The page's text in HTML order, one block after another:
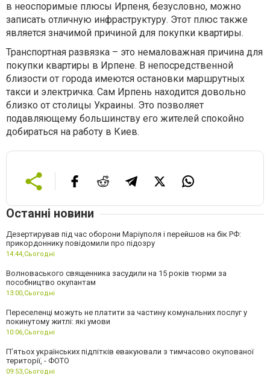
в неоспоримые плюсы Ирпеня, безусловно, можно
записать отличную инфраструктуру. Этот плюс также
является значимой причиной для покупки квартиры.
Транспортная развязка – это немаловажная причина для
покупки квартиры в Ирпене. В непосредственной
близости от города имеются остановки маршрутных
такси и электричка. Сам Ирпень находится довольно
близко от столицы Украины. Это позволяет
подавляющему большинству его жителей спокойно
добираться на работу в Киев.
Останні новини
Дезертирував під час оборони Маріуполя і перейшов на бік РФ:
прикордоннику повідомили про підозру
14:44,Сьогодні
Волноваського священника засудили на 15 років тюрми за
пособництво окупантам
13:00,Сьогодні
Переселенці можуть не платити за частину комунальних послуг у
покинутому житлі: які умови
10:06,Сьогодні
П’ятьох українських підлітків евакуювали з тимчасово окупованої
території, - ФОТО
09:53,Сьогодні